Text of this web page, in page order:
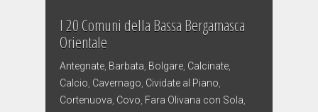
I 20 Comuni della Bassa Bergamasca
Orientale
Antegnate, Barbata, Bolgare, Calcinate,
Calcio, Cavernago, Cividate al Piano,
Cortenuova, Covo, Fara Olivana con Sola,